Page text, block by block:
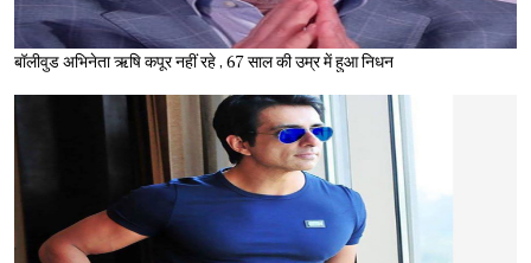
बॉलीवुड अभिनेता ऋषि कपूर नहीं रहे , 67 साल की उम्र में हुआ निधन